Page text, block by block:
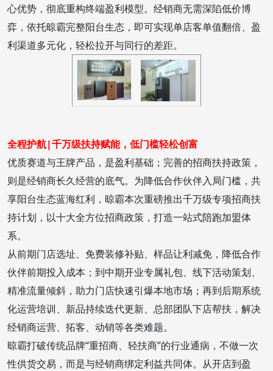
心优势，彻底重构终端盈利模型。经销商无需深陷低价博
弈，依托晾霸完整阳台生态，即可实现单店客单值翻倍、盈
利渠道多元化，轻松拉开与同行的差距。
全程护航|千万级扶持赋能，低门槛轻松创富
优质赛道与王牌产品，是盈利基础；完善的招商扶持政策，
则是经销商长久经营的底气。为降低合作伙伴入局门槛，共
享阳台生态蓝海红利，晾霸本次重磅推出千万级专项招商扶
持计划，以十大全方位招商政策，打造一站式陪跑加盟体
系。
从前期门店选址、免费装修补贴、样品让利减免，降低合作
伙伴前期投入成本；到中期开业专属礼包、线下活动策划、
精准流量倾斜，助力门店快速引爆本地市场；再到后期系统
化运营培训、新品持续迭代更新、总部团队下店帮扶，解决
经销商运营、拓客、动销等各类难题。
晾霸打破传统品牌“重招商、轻扶商”的行业通病，不做一次
性供货交易，而是与经销商绑定利益共同体。从开店到盈